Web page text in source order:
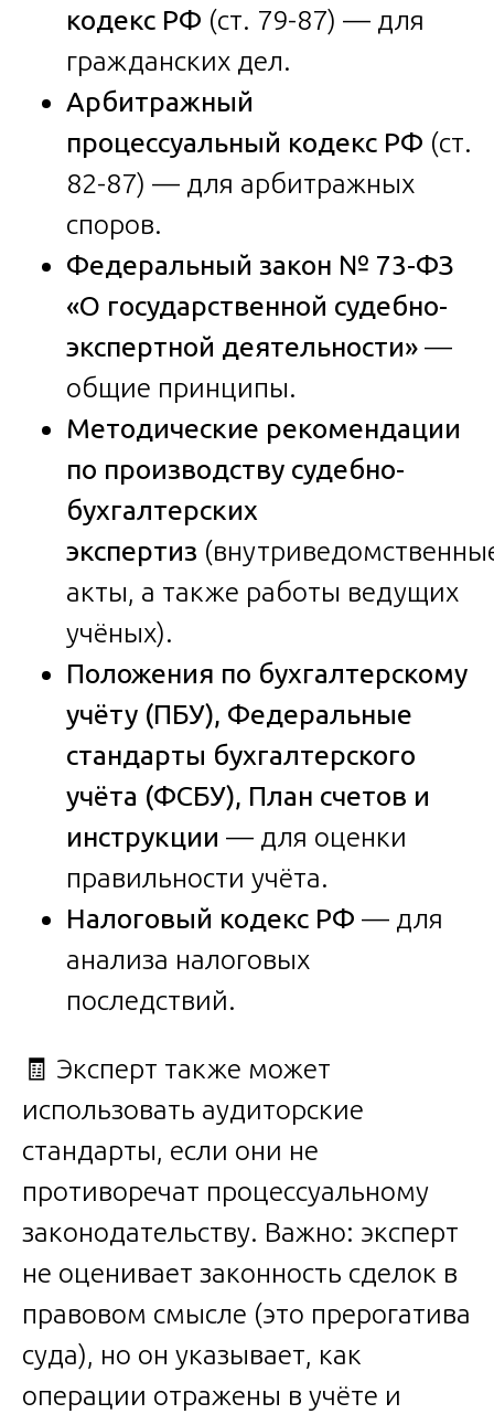
кодекс РФ (ст. 79-87) — для
гражданских дел.
Арбитражный
процессуальный кодекс РФ (ст.
82-87) — для арбитражных
споров.
Федеральный закон № 73-ФЗ
«О государственной судебно-
экспертной деятельности» —
общие принципы.
Методические рекомендации
по производству судебно-
бухгалтерских
экспертиз
акты, а также работы ведущих
учёных).
Положения по бухгалтерскому
учёту (ПБУ), Федеральные
стандарты бухгалтерского
учёта (ФСБУ), План счетов и
инструкции — для оценки
правильности учёта.
Налоговый кодекс РФ — для
анализа налоговых
последствий.
🧾 Эксперт также может
использовать аудиторские
стандарты, если они не
противоречат процессуальному
законодательству. Важно: эксперт
не оценивает законность сделок в
правовом смысле (это прерогатива
суда), но он указывает, как
операции отражены в учёте и